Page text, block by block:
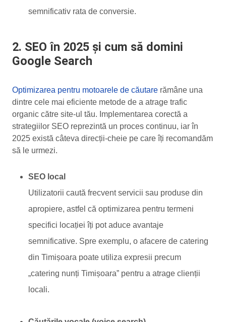
semnificativ rata de conversie.
2. SEO în 2025 și cum să domini
Google Search
Optimizarea pentru motoarele de căutare rămâne una
dintre cele mai eficiente metode de a atrage trafic
organic către site-ul tău. Implementarea corectă a
strategiilor SEO reprezintă un proces continuu, iar în
2025 există câteva direcții-cheie pe care îți recomandăm
să le urmezi.
SEO local
Utilizatorii caută frecvent servicii sau produse din
apropiere, astfel că optimizarea pentru termeni
specifici locației îți pot aduce avantaje
semnificative. Spre exemplu, o afacere de catering
din Timișoara poate utiliza expresii precum
„catering nunți Timișoara” pentru a atrage clienții
locali.